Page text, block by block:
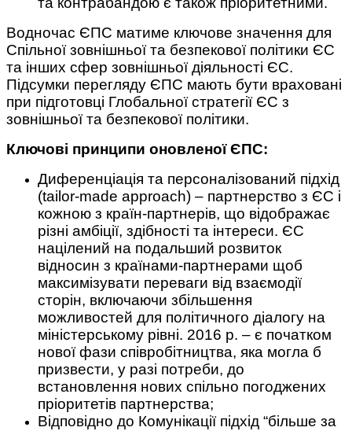
Водночас ЄПС матиме ключове значення для
Спільної зовнішньої та безпекової політики ЄС
та інших сфер зовнішньої діяльності ЄС.
Підсумки перегляду ЄПС мають бути враховані
при підготовці Глобальної стратегії ЄС з
зовнішньої та безпекової політики.
Ключові принципи оновленої ЄПС:
Диференціація та персоналізований підхід
(tailor-made approach) – партнерство з ЄС і
кожною з країн-партнерів, що відображає
різні амбіції, здібності та інтереси. ЄС
націлений на подальший розвиток
відносин з країнами-партнерами щоб
максимізувати переваги від взаємодії
сторін, включаючи збільшення
можливостей для політичного діалогу на
міністерському рівні. 2016 р. – є початком
нової фази співробітництва, яка могла б
призвести, у разі потреби, до
встановлення нових спільно погоджених
пріоритетів партнерства;
Відповідно до Комунікації підхід “більше за